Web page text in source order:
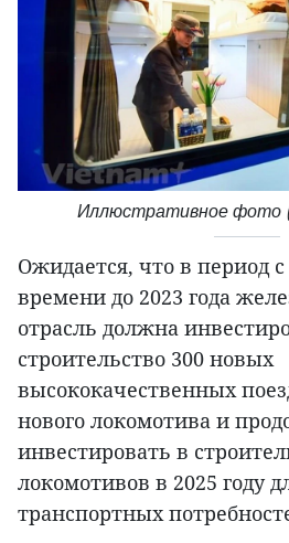
Иллюстративное фото
Ожидается, что в период
времени до 2023 года
отрасль должна
строительство 300 новых
высококачественных
нового локомотива и
инвестировать в
локомотивов в 2025 году
транспортных